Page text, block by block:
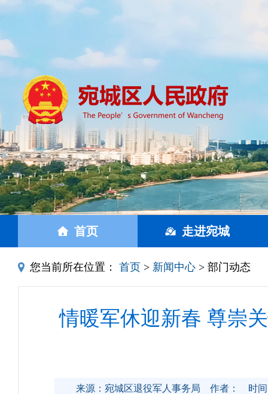
首页 走进宛城
您当前所在位置： 首页 > 新闻中心 > 部门动态
情暖军休迎新春 尊崇
来源：宛城区退役军人事务局 作者： 时